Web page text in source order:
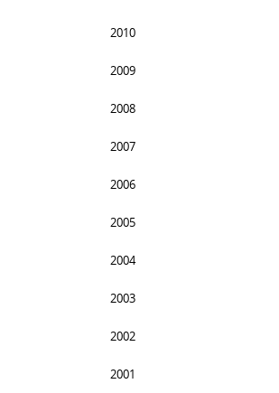
2010
2009
2008
2007
2006
2005
2004
2003
2002
2001